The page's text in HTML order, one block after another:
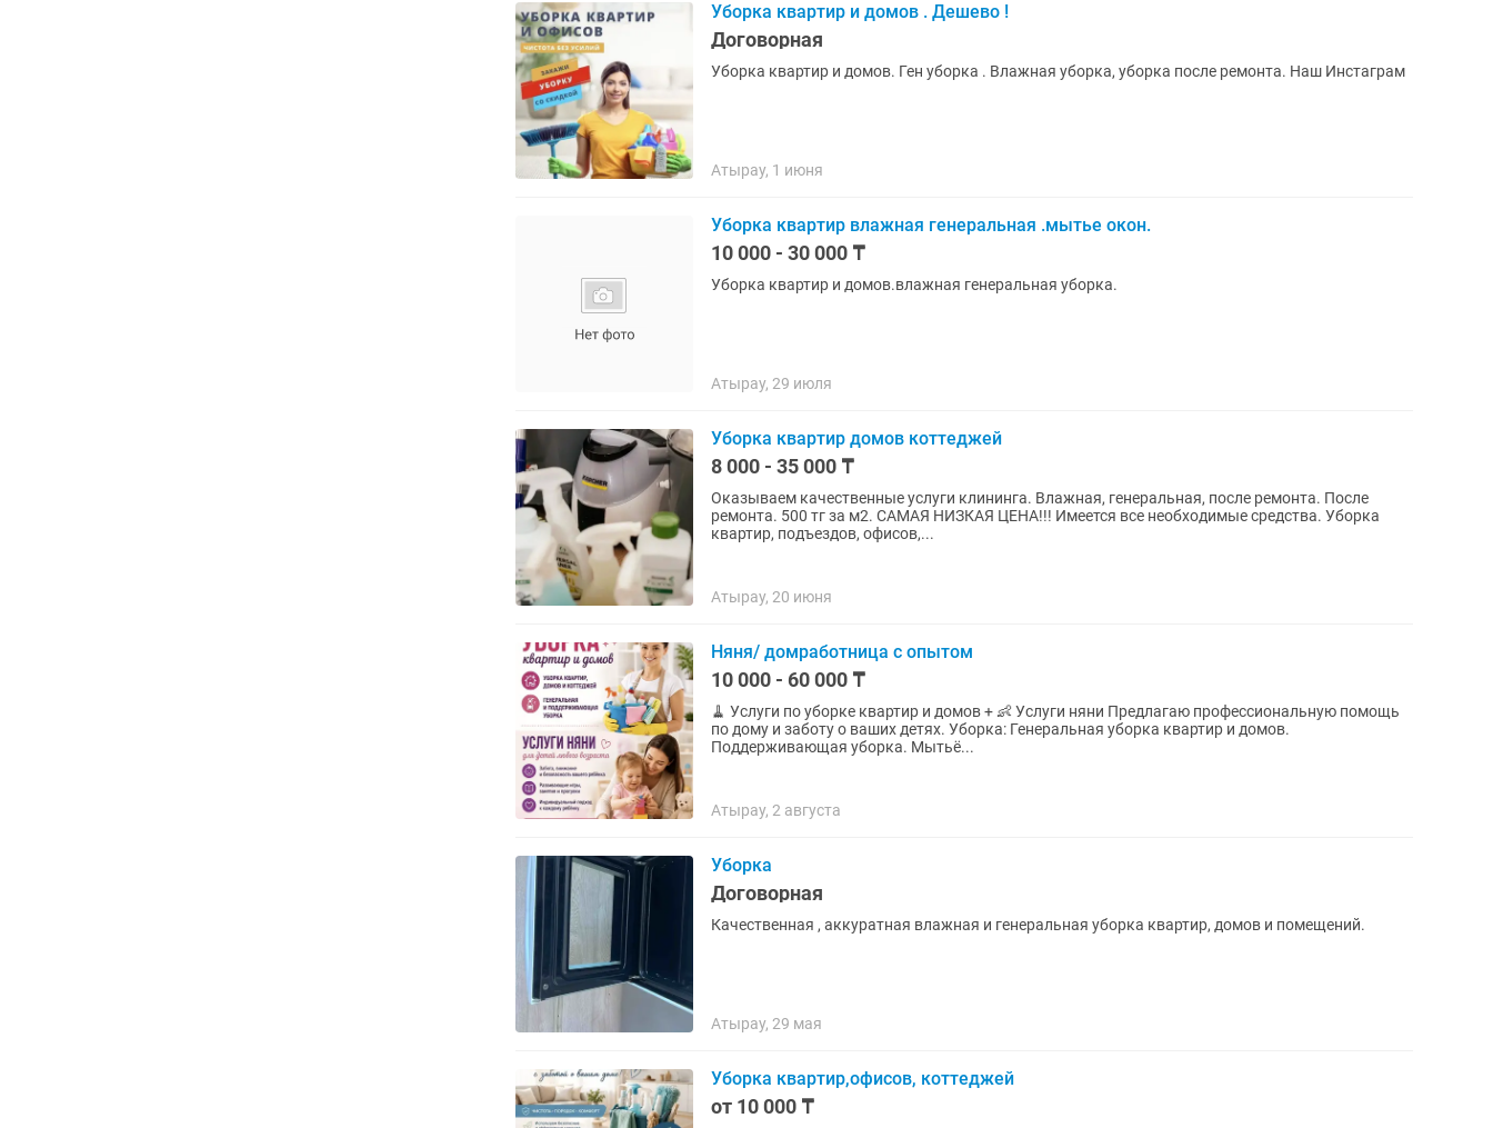
Уборка квартир и домов . Дешево !
Договорная
Уборка квартир и домов. Ген уборка . Влажная уборка, уборка после ремонта. Наш Инстаграм
Атырау, 1 июня
Уборка квартир влажная генеральная .мытье окон.
10 000 - 30 000 ₸
Уборка квартир и домов.влажная генеральная уборка.
Атырау, 29 июля
Уборка квартир домов коттеджей
8 000 - 35 000 ₸
Оказываем качественные услуги клининга. Влажная, генеральная, после ремонта. После
ремонта. 500 тг за м2. САМАЯ НИЗКАЯ ЦЕНА!!! Имеется все необходимые средства. Уборка
квартир, подъездов, офисов,...
Атырау, 20 июня
Няня/ домработница с опытом
10 000 - 60 000 ₸
🧹 Услуги по уборке квартир и домов + 👶 Услуги няни Предлагаю профессиональную помощь
по дому и заботу о ваших детях. Уборка: Генеральная уборка квартир и домов.
Поддерживающая уборка. Мытьё...
Атырау, 2 августа
Уборка
Договорная
Качественная , аккуратная влажная и генеральная уборка квартир, домов и помещений.
Атырау, 29 мая
Уборка квартир,офисов, коттеджей
от 10 000 ₸